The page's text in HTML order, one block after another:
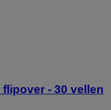
- 30 vellen